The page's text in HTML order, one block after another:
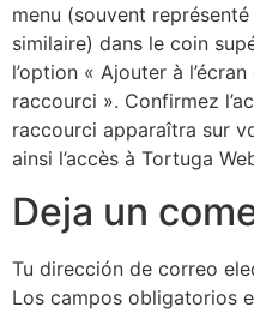
menu (souvent
similaire) dans le coin
l’option « Ajouter à
raccourci ». Confirmez
raccourci apparaîtra sur
ainsi l’accès à Tortuga
Deja un
Tu dirección de correo
Los campos obligatorios